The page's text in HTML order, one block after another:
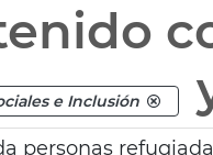
e Inclusión
personas